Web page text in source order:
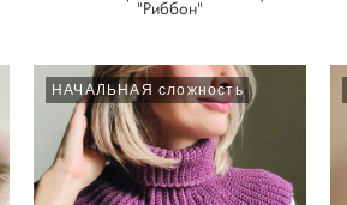
"Риббон"
НАЧАЛЬНАЯ сложность